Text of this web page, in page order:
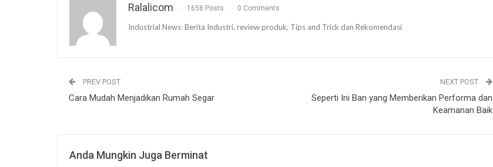
Ralalicom 1658 Posts 0 Comments
Industrial News: Berita Industri, review produk, Tips and Trick dan Rekomendasi
PREV POST
Cara Mudah Menjadikan Rumah Segar
NEXT POST
Seperti Ini Ban yang Memberikan Performa dan
Keamanan Baik
Anda Mungkin Juga Berminat